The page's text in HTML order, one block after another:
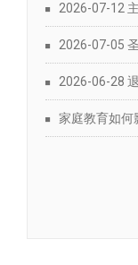
2026-07-12
2026-07-05
2026-06-28
家庭教育如何